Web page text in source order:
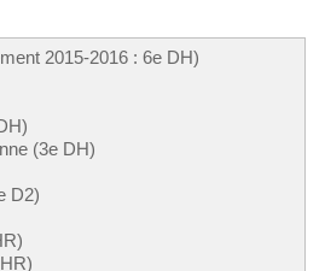
2015-2016 : 6e DH)
(3e DH)
D2)